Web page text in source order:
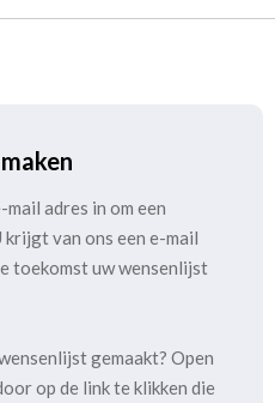
adres in om een
krijgt van ons een e-mail
toekomst uw wensenlijst
gemaakt? Open
op de link te klikken die